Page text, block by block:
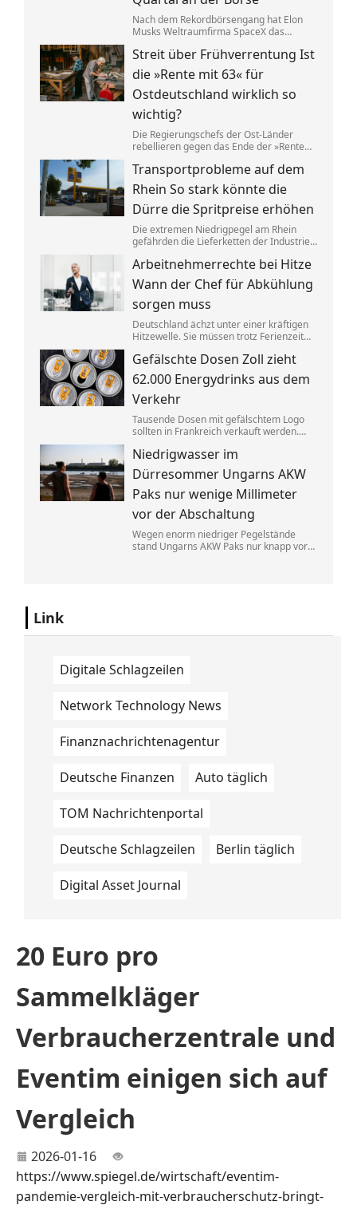
Nach dem Rekordbörsengang hat Elon
Musks Weltraumfirma SpaceX das
Millionen Dollar beendet. Zugleich hat
sich der Umsatz nahezu verdoppelt –
dank der Satellitentochter Starlink.
Streit über Frühverrentung Ist
die »Rente mit 63« für
Ostdeutschland wirklich so
wichtig?
Die Regierungschefs der Ost-Länder
rebellieren gegen das Ende der »Rente
größerer Anteil der Ostdeutschen die
dafür nötigen Beitragsjahre. Doch die
Unterschiede zum Westen werden
kleiner.
Transportprobleme auf dem
Rhein So stark könnte die
Dürre die Spritpreise erhöhen
Die extremen Niedrigpegel am Rhein
gefährden die Lieferketten der Industrie.
Autofahrer und das Wirtschaftswachstum
bedeuten könnte.
Arbeitnehmerrechte bei Hitze
Wann der Chef für Abkühlung
sorgen muss
Deutschland ächzt unter einer kräftigen
Hitzewelle. Sie müssen trotz Ferienzeit
so manche Erleichterung.
Gefälschte Dosen Zoll zieht
62.000 Energydrinks aus dem
Verkehr
Tausende Dosen mit gefälschtem Logo
sollten in Frankreich verkauft werden.
Energydrinks, die Getränke wurden
vernichtet.
Niedrigwasser im
Dürresommer Ungarns AKW
Paks nur wenige Millimeter
vor der Abschaltung
Wegen enorm niedriger Pegelstände
stand Ungarns AKW Paks nur knapp vor
Link
Digitale Schlagzeilen
Network Technology News
Finanznachrichtenagentur
Deutsche Finanzen Auto täglich
TOM Nachrichtenportal
Deutsche Schlagzeilen Berlin täglich
Digital Asset Journal
20 Euro pro
Sammelkläger
Verbraucherzentrale und
Eventim einigen sich auf
Vergleich
2026-01-16
https://www.spiegel.de/wirtschaft/eventim-
pandemie-vergleich-mit-verbraucherschutz-bringt-